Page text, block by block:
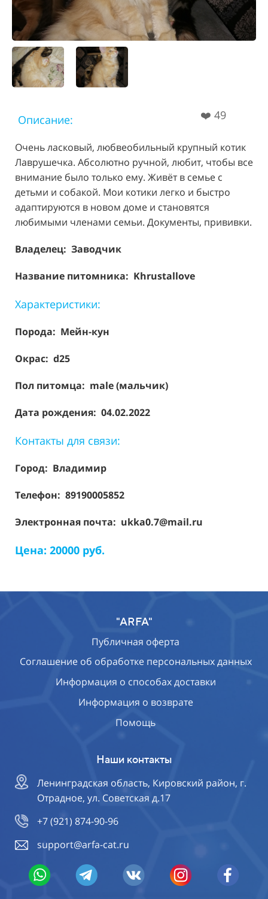
Описание: ❤️ 49
Очень ласковый, любвеобильный крупный котик
Лаврушечка. Абсолютно ручной, любит, чтобы все
внимание было только ему. Живёт в семье с
детьми и собакой. Мои котики легко и быстро
адаптируются в новом доме и становятся
любимыми членами семьи. Документы, прививки.
Владелец: Заводчик
Название питомника: Khrustallove
Характеристики:
Порода: Мейн-кун
Окрас: d25
Пол питомца: male (мальчик)
Дата рождения: 04.02.2022
Контакты для связи:
Город: Владимир
Телефон: 89190005852
Электронная почта: ukka0.7@mail.ru
Цена: 20000 руб.
"ARFA"
Публичная оферта
Соглашение об обработке персональных данных
Информация о способах доставки
Информация о возврате
Помощь
Наши контакты
Ленинградская область, Кировский район, г.
Отрадное, ул. Советская д.17
+7 (921) 874-90-96
support@arfa-cat.ru